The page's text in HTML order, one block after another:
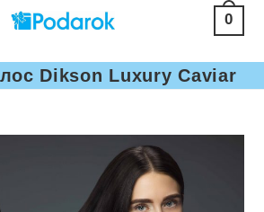
0
Dikson Luxury Caviar